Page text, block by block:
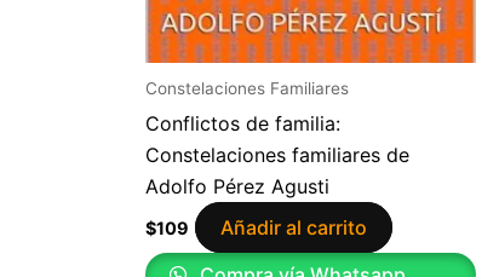
Constelaciones Familiares
Conflictos de familia:
Constelaciones familiares de
Adolfo Pérez Agusti
$109
Añadir al carrito